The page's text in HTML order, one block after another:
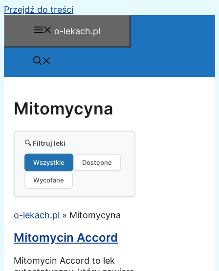
Przejdź do treści
o-lekach.pl
Mitomycyna
🔍 Filtruj leki
Wszystkie Dostępne
Wycofane
o-lekach.pl » Mitomycyna
Mitomycin Accord
Mitomycin Accord to lek